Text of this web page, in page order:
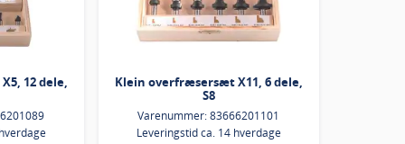
12 dele,
Klein overfræsersæt X11, 6 dele,
S8
Varenummer: 83666201101
Leveringstid ca. 14 hverdage